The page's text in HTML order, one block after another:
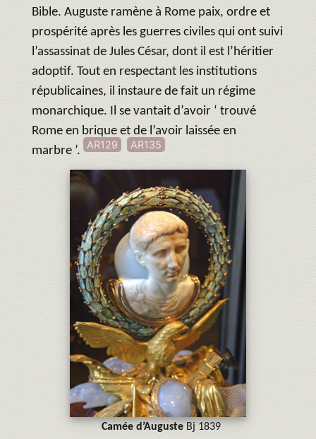
Bible. Auguste ramène à Rome paix, ordre et
prospérité après les guerres civiles qui ont suivi
l’assassinat de Jules César, dont il est l’héritier
adoptif. Tout en respectant les institutions
républicaines, il instaure de fait un régime
monarchique. Il se vantait d’avoir ‘ trouvé
Rome en brique et de l’avoir laissée en
marbre ’.
AR129 AR135
Camée d’Auguste Bj 1839